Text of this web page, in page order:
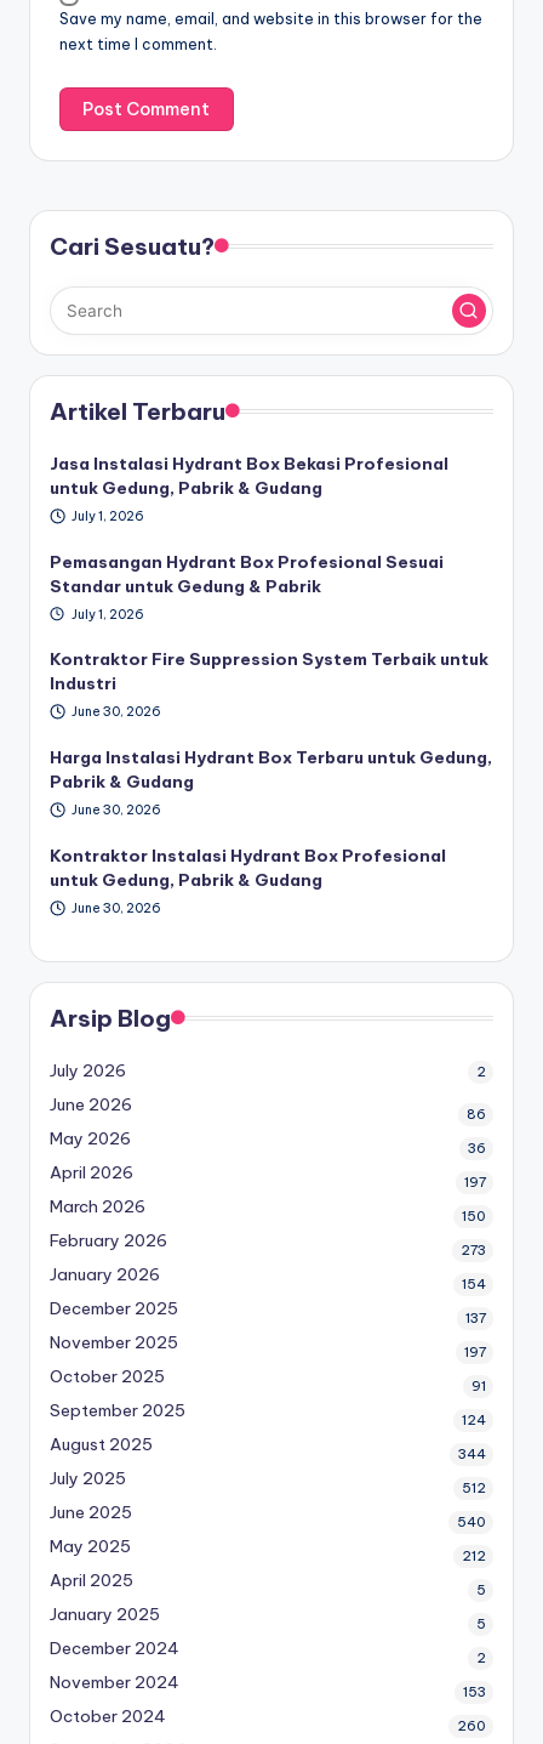
Save my name, email, and website in this browser for the
next time I comment.
Cari Sesuatu?
Artikel Terbaru
Jasa Instalasi Hydrant Box Bekasi Profesional
untuk Gedung, Pabrik & Gudang
July 1, 2026
Pemasangan Hydrant Box Profesional Sesuai
Standar untuk Gedung & Pabrik
July 1, 2026
Kontraktor Fire Suppression System Terbaik untuk
Industri
June 30, 2026
Harga Instalasi Hydrant Box Terbaru untuk Gedung,
Pabrik & Gudang
June 30, 2026
Kontraktor Instalasi Hydrant Box Profesional
untuk Gedung, Pabrik & Gudang
June 30, 2026
Arsip Blog
July 2026 2
June 2026 86
May 2026 36
April 2026 197
March 2026 150
February 2026 273
January 2026 154
December 2025 137
November 2025 197
October 2025 91
September 2025 124
August 2025 344
July 2025 512
June 2025 540
May 2025 212
April 2025 5
January 2025 5
December 2024 2
November 2024 153
October 2024 260